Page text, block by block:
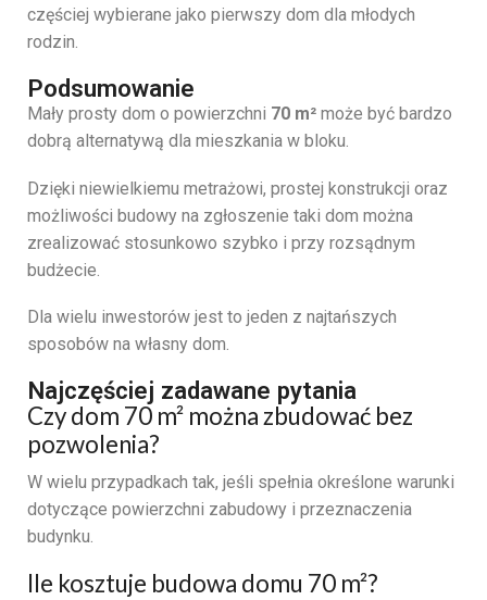
częściej wybierane jako pierwszy dom dla młodych
rodzin.
Podsumowanie
Mały prosty dom o powierzchni 70 m² może być bardzo
dobrą alternatywą dla mieszkania w bloku.
Dzięki niewielkiemu metrażowi, prostej konstrukcji oraz
możliwości budowy na zgłoszenie taki dom można
zrealizować stosunkowo szybko i przy rozsądnym
budżecie.
Dla wielu inwestorów jest to jeden z najtańszych
sposobów na własny dom.
Najczęściej zadawane pytania
Czy dom 70 m² można zbudować bez
pozwolenia?
W wielu przypadkach tak, jeśli spełnia określone warunki
dotyczące powierzchni zabudowy i przeznaczenia
budynku.
Ile kosztuje budowa domu 70 m²?